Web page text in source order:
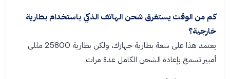
كم من الوقت يستغرق شحن الهاتف الذكي باستخدام بطارية
خارجية؟
يعتمد هذا على سعة بطارية جهازك، ولكن بطارية 25800 مللي
أمبير تسمح بإعادة الشحن الكامل عدة مرات.